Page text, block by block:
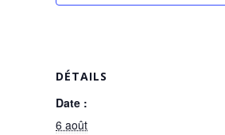
DÉTAILS
Date :
6 août